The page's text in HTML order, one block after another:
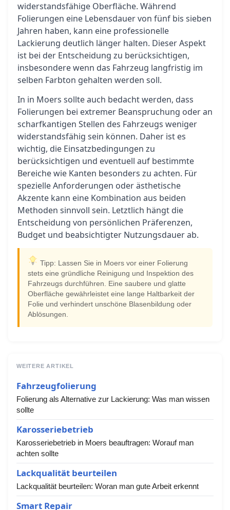
widerstandsfähige Oberfläche. Während
Folierungen eine Lebensdauer von fünf bis sieben
Jahren haben, kann eine professionelle
Lackierung deutlich länger halten. Dieser Aspekt
ist bei der Entscheidung zu berücksichtigen,
insbesondere wenn das Fahrzeug langfristig im
selben Farbton gehalten werden soll.
In in Moers sollte auch bedacht werden, dass
Folierungen bei extremer Beanspruchung oder an
scharfkantigen Stellen des Fahrzeugs weniger
widerstandsfähig sein können. Daher ist es
wichtig, die Einsatzbedingungen zu
berücksichtigen und eventuell auf bestimmte
Bereiche wie Kanten besonders zu achten. Für
spezielle Anforderungen oder ästhetische
Akzente kann eine Kombination aus beiden
Methoden sinnvoll sein. Letztlich hängt die
Entscheidung von persönlichen Präferenzen,
Budget und beabsichtigter Nutzungsdauer ab.
Tipp: Lassen Sie in Moers vor einer Folierung
stets eine gründliche Reinigung und Inspektion des
Fahrzeugs durchführen. Eine saubere und glatte
Oberfläche gewährleistet eine lange Haltbarkeit der
Folie und verhindert unschöne Blasenbildung oder
Ablösungen.
WEITERE ARTIKEL
Fahrzeugfolierung
Folierung als Alternative zur Lackierung: Was man wissen
sollte
Karosseriebetrieb
Karosseriebetrieb in Moers beauftragen: Worauf man
achten sollte
Lackqualität beurteilen
Lackqualität beurteilen: Woran man gute Arbeit erkennt
Smart Repair